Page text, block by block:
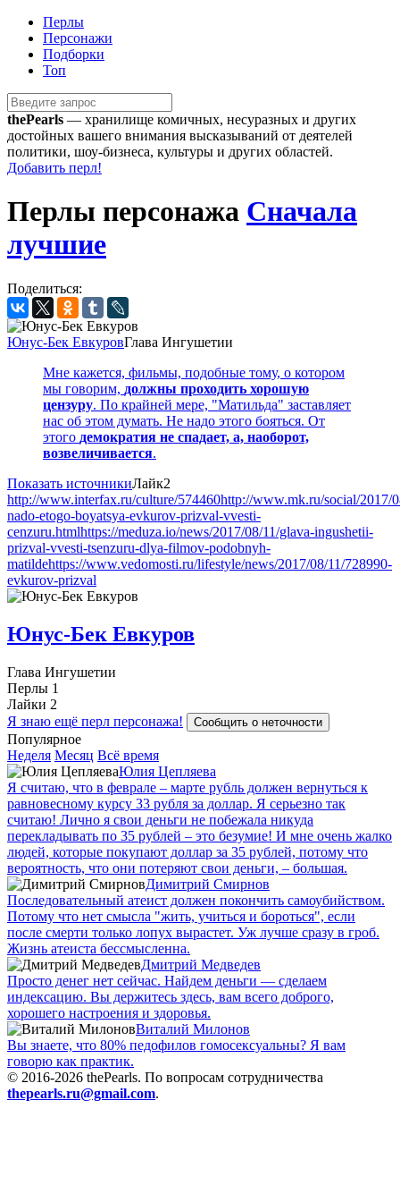
Перлы
Персонажи
Подборки
Топ
thePearls — хранилище комичных, несуразных и других
достойных вашего внимания высказываний от деятелей
политики, шоу-бизнеса, культуры и других областей.
Добавить перл!
Перлы персонажа Сначала
лучшие
Поделиться:
Юнус-Бек ЕвкуровГлава Ингушетии
Мне кажется, фильмы, подобные тому, о котором
мы говорим, должны проходить хорошую
цензуру. По крайней мере, "Матильда" заставляет
нас об этом думать. Не надо этого бояться. От
этого демократия не спадает, а, наоборот,
возвеличивается.
Показать источникиЛайк2
http://www.interfax.ru/culture/574460http://www.mk.ru/social/2017/
nado-etogo-boyatsya-evkurov-prizval-vvesti-
cenzuru.htmlhttps://meduza.io/news/2017/08/11/glava-ingushetii-
prizval-vvesti-tsenzuru-dlya-filmov-podobnyh-
matildehttps://www.vedomosti.ru/lifestyle/news/2017/08/11/728990-
evkurov-prizval
Юнус-Бек Евкуров
Глава Ингушетии
Перлы 1
Лайки 2
Я знаю ещё перл персонажа!
Сообщить о неточности
Популярное
Неделя Месяц Всё время
Юлия Цепляева
Я считаю, что в феврале – марте рубль должен вернуться к
равновесному курсу 33 рубля за доллар. Я серьезно так
считаю! Лично я свои деньги не побежала никуда
перекладывать по 35 рублей – это безумие! И мне очень жалко
людей, которые покупают доллар за 35 рублей, потому что
вероятность, что они потеряют свои деньги, – большая.
Димитрий Смирнов
Последовательный атеист должен покончить самоубийством.
Потому что нет смысла "жить, учиться и бороться", если
после смерти только лопух вырастет. Уж лучше сразу в гроб.
Жизнь атеиста бессмысленна.
Дмитрий Медведев
Просто денег нет сейчас. Найдем деньги — сделаем
индексацию. Вы держитесь здесь, вам всего доброго,
хорошего настроения и здоровья.
Виталий Милонов
Вы знаете, что 80% педофилов гомосексуальны? Я вам
говорю как практик.
© 2016-2026 thePearls. По вопросам сотрудничества
thepearls.ru@gmail.com.